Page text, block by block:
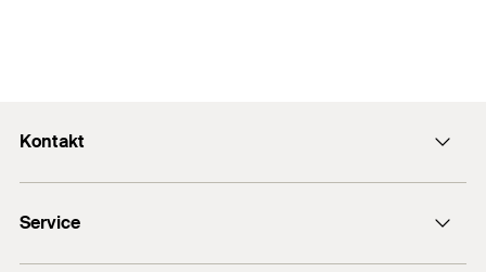
Kontakt
Kontaktformular
Service